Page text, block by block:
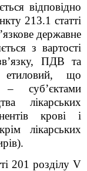
відповідно
213.1 статті
державне
з вартості
ПДВ та
етиловий, що
– суб’єктами
лікарських
крові і
лікарських
201 розділу V